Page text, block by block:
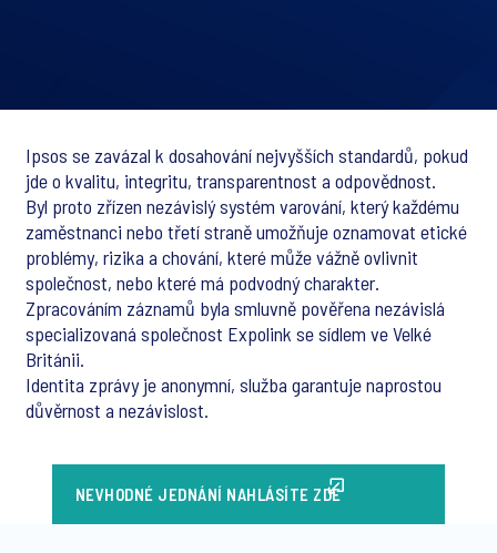
Ipsos se zavázal k dosahování nejvyšších standardů, pokud
jde o kvalitu, integritu, transparentnost a odpovědnost.
Byl proto zřízen nezávislý systém varování, který každému
zaměstnanci nebo třetí straně umožňuje oznamovat etické
problémy, rizika a chování, které může vážně ovlivnit
společnost, nebo které má podvodný charakter.
Zpracováním záznamů byla smluvně pověřena nezávislá
specializovaná společnost Expolink se sídlem ve Velké
Británii.
Identita zprávy je anonymní, služba garantuje naprostou
důvěrnost a nezávislost.
NEVHODNÉ JEDNÁNÍ NAHLÁSÍTE ZDE